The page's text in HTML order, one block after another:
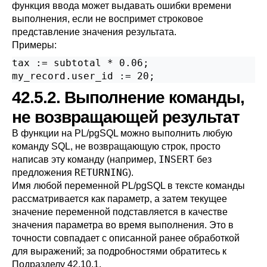
функция ввода может выдавать ошибки времени
выполнения, если не воспримет строковое
представление значения результата.
Примеры:
tax := subtotal * 0.06;
my_record.user_id := 20;
42.5.2. Выполнение команды,
не возвращающей результат
В функции на PL/pgSQL можно выполнить любую
команду SQL, не возвращающую строк, просто
написав эту команду (например, INSERT без
предложения RETURNING).
Имя любой переменной PL/pgSQL в тексте команды
рассматривается как параметр, а затем текущее
значение переменной подставляется в качестве
значения параметра во время выполнения. Это в
точности совпадает с описанной ранее обработкой
для выражений; за подробностями обратитесь к
Подразделу 42.10.1.